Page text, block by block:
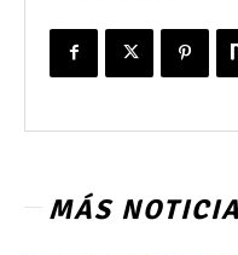
MÁS